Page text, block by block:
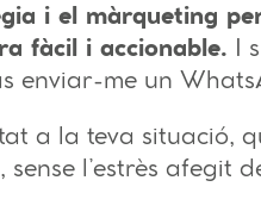
i el màrqueting
fàcil i accionable. I
enviar-me un
a la teva situació,
l’estrès afegit